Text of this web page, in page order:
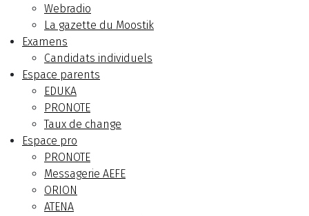
Webradio
La gazette du Moostik
Examens
Candidats individuels
Espace parents
EDUKA
PRONOTE
Taux de change
Espace pro
PRONOTE
Messagerie AEFE
ORION
ATENA